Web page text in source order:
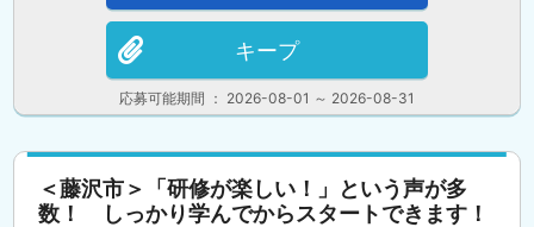
応募可能期間 ： 2026-08-01 ～ 2026-08-31
キープ
＜藤沢市＞「研修が楽しい！」という声が多
数！ しっかり学んでからスタートできます！